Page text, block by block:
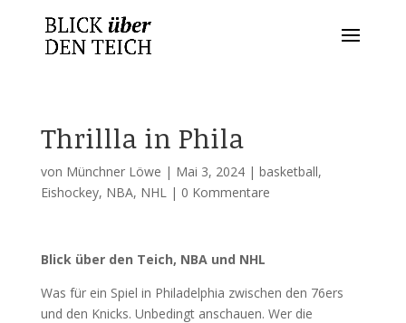
Thrillla in Phila
von Münchner Löwe | Mai 3, 2024| basketball,
Eishockey, NBA, NHL| 0 Kommentare
Blick über den Teich, NBA und NHL
Was für ein Spiel in Philadelphia zwischen den 76ers
und den Knicks. Unbedingt anschauen. Wer die